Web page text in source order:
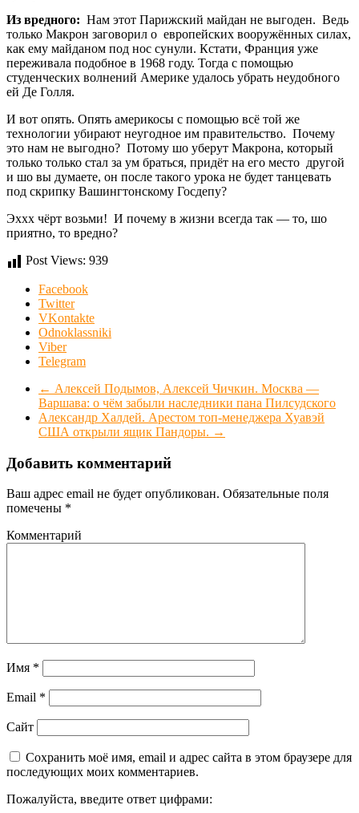
Из вредного: Нам этот Парижский майдан не выгоден. Ведь
только Макрон заговорил о европейских вооружённых силах,
как ему майданом под нос сунули. Кстати, Франция уже
переживала подобное в 1968 году. Тогда с помощью
студенческих волнений Америке удалось убрать неудобного
ей Де Голля.
И вот опять. Опять америкосы с помощью всё той же
технологии убирают неугодное им правительство. Почему
это нам не выгодно? Потому шо уберут Макрона, который
только только стал за ум браться, придёт на его место другой
и шо вы думаете, он после такого урока не будет танцевать
под скрипку Вашингтонскому Госдепу?
Эххх чёрт возьми! И почему в жизни всегда так — то, шо
приятно, то вредно?
Post Views: 939
Facebook
Twitter
VKontakte
Odnoklassniki
Viber
Telegram
← Алексей Подымов, Алексей Чичкин. Москва —
Варшава: о чём забыли наследники пана Пилсудского
Александр Халдей. Арестом топ-менеджера Хуавэй
США открыли ящик Пандоры. →
Добавить комментарий
Ваш адрес email не будет опубликован. Обязательные поля
помечены *
Комментарий
Имя *
Email *
Сайт
Сохранить моё имя, email и адрес сайта в этом браузере для
последующих моих комментариев.
Пожалуйста, введите ответ цифрами: